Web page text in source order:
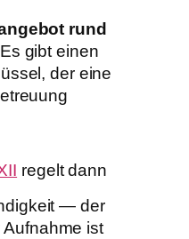
rund
Es gibt einen
der eine
regelt dann
— der
Aufnahme ist